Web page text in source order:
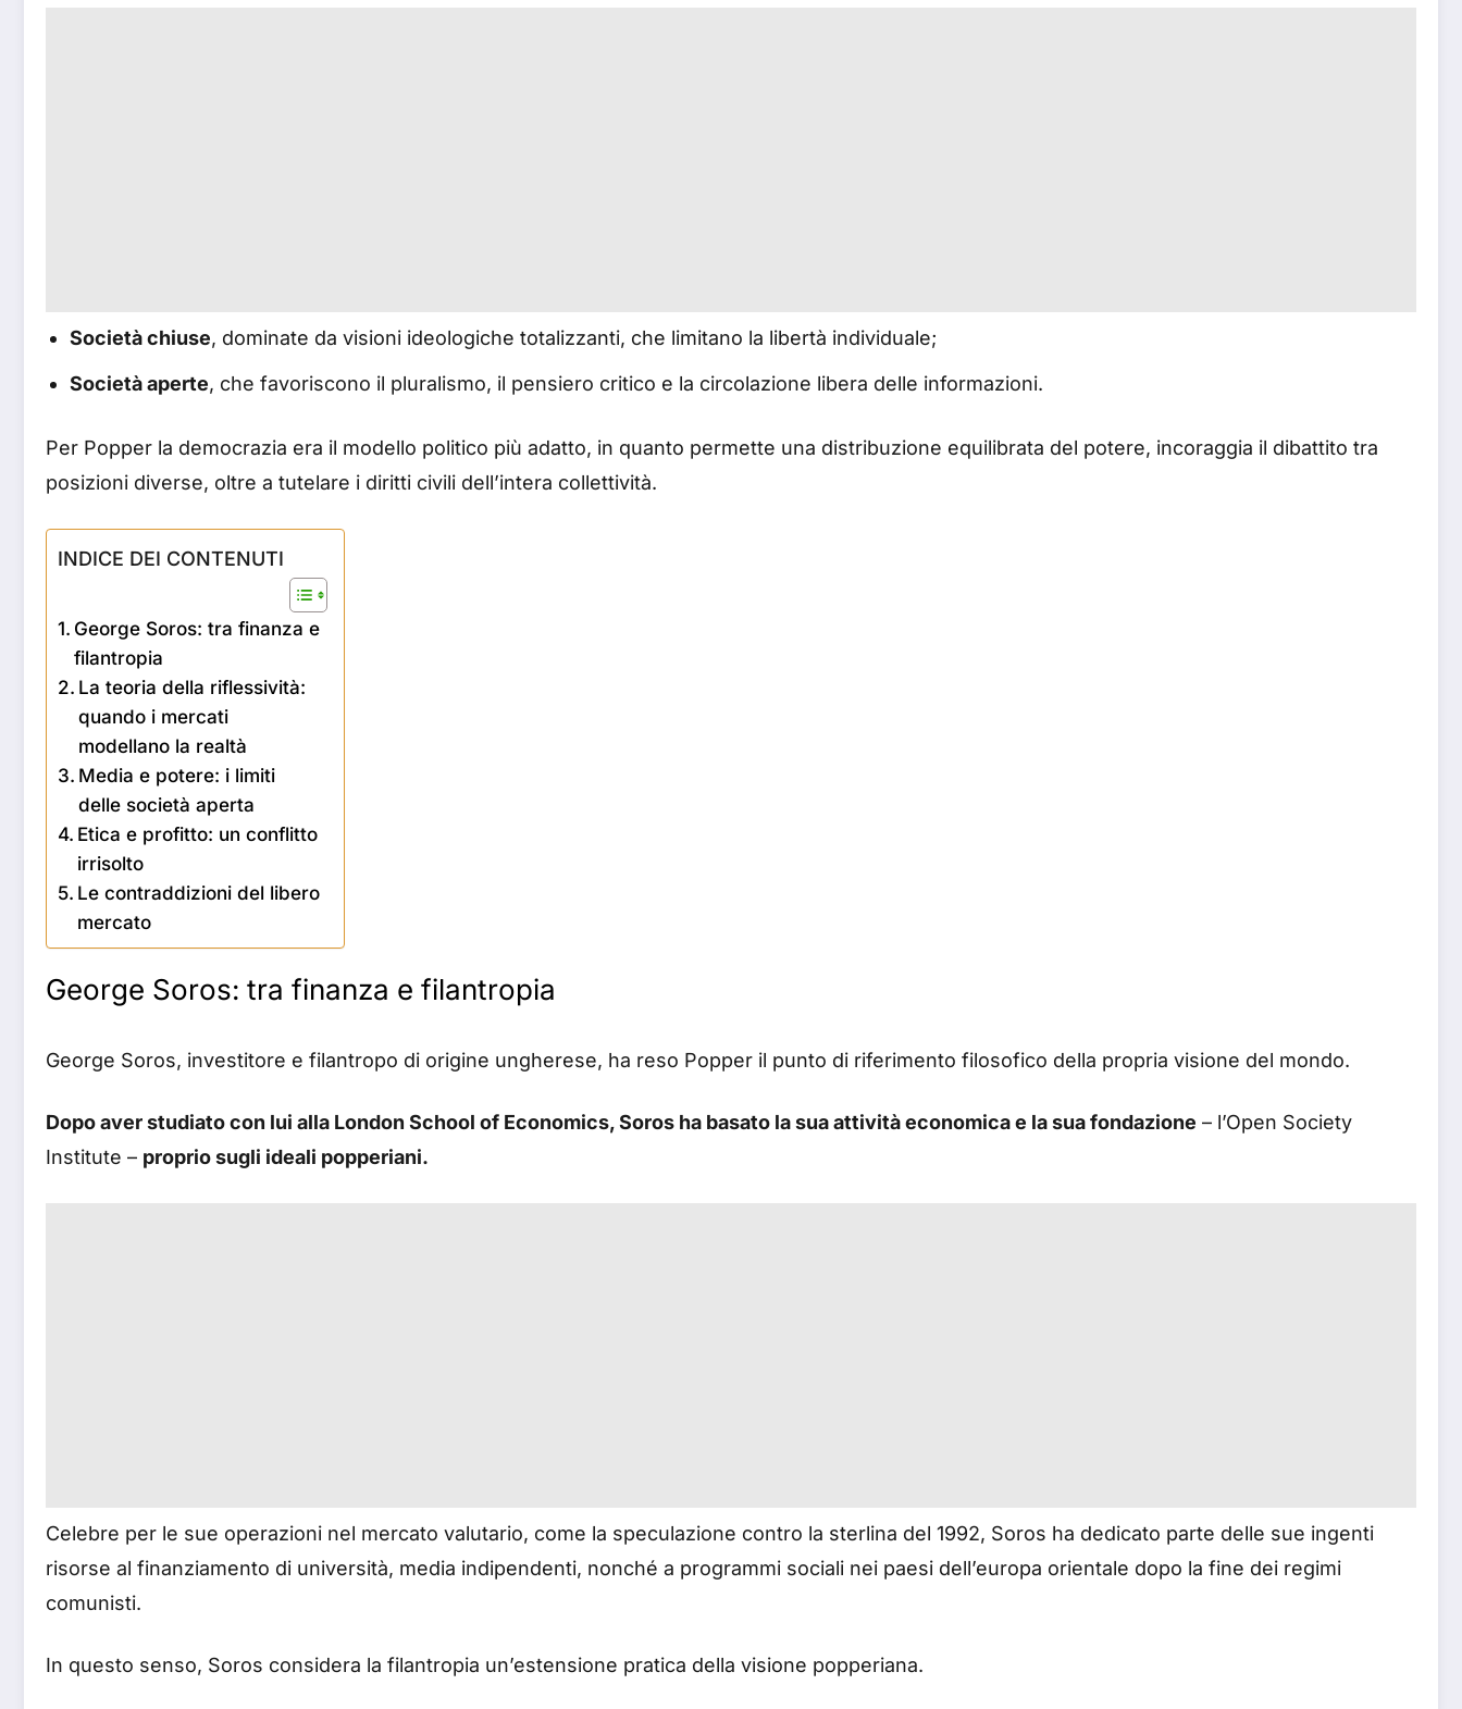
Società chiuse, dominate da visioni ideologiche totalizzanti, che limitano la libertà individuale;
Società aperte, che favoriscono il pluralismo, il pensiero critico e la circolazione libera delle informazioni.
Per Popper la democrazia era il modello politico più adatto, in quanto permette una distribuzione equilibrata del potere, incoraggia il dibattito tra
posizioni diverse, oltre a tutelare i diritti civili dell’intera collettività.
INDICE DEI CONTENUTI
George Soros: tra finanza e
filantropia
La teoria della riflessività:
quando i mercati
modellano la realtà
Media e potere: i limiti
delle società aperta
Etica e profitto: un conflitto
irrisolto
Le contraddizioni del libero
mercato
George Soros: tra finanza e filantropia
George Soros, investitore e filantropo di origine ungherese, ha reso Popper il punto di riferimento filosofico della propria visione del mondo.
Dopo aver studiato con lui alla London School of Economics, Soros ha basato la sua attività economica e la sua fondazione – l’Open Society
Institute – proprio sugli ideali popperiani.
Celebre per le sue operazioni nel mercato valutario, come la speculazione contro la sterlina del 1992, Soros ha dedicato parte delle sue ingenti
risorse al finanziamento di università, media indipendenti, nonché a programmi sociali nei paesi dell’europa orientale dopo la fine dei regimi
comunisti.
In questo senso, Soros considera la filantropia un’estensione pratica della visione popperiana.